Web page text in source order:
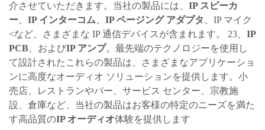
介させていただきます。当社の製品には、 IP スピーカ
ー
IP インターコム IP ページング アダプタ
IP マイク
<など、さまざまな IP 通信デバイスが含まれます。 23、 IP
PCB 、およびIP アンプ。最先端のテクノロジーを使用し
て設計されたこれらの製品は、さまざまなアプリケーショ
ンに高度なオーディオ ソリューションを提供します。小
売店、レストランやバー、サービス センター、宗教施
設、倉庫など、当社の製品はお客様の特定のニーズを満た
す高品質のIP オーディオ体験を提供します